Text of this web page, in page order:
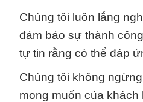
Chúng tôi luôn lắng
đảm bảo sự thành
tự tin rằng có thể đáp
Chúng tôi không
mong muốn của